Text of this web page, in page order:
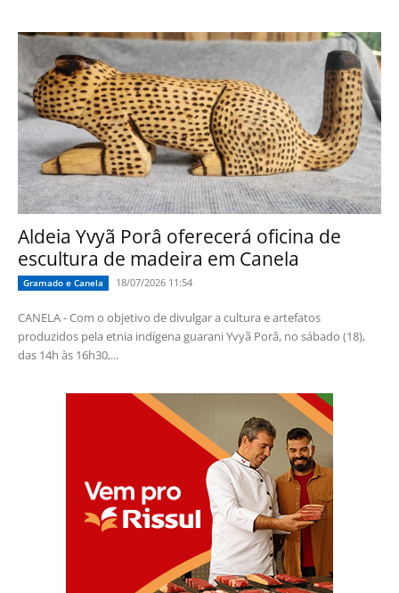
Aldeia Yvyã Porâ oferecerá oficina de
escultura de madeira em Canela
Gramado e Canela 18/07/2026 11:54
CANELA - Com o objetivo de divulgar a cultura e artefatos
produzidos pela etnia indígena guarani Yvyã Porâ, no sábado (18),
das 14h às 16h30,...